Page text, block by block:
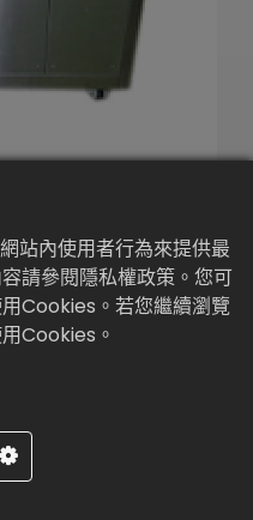
English (US)
酵處理機
酵處理機
料。
大樓、社區、魚肉、
站內使用者行為來提供最
請參閱隱私權政策。您可
Cookies。若您繼續瀏覽
Cookies。